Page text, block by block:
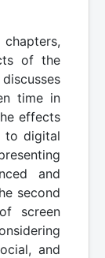
of the
time in
effects
to digital
and
second
screen
and